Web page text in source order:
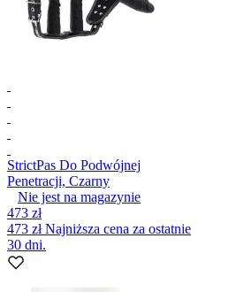
StrictPas Do Podwójnej
Penetracji, Czarny
Nie jest na magazynie
473 zł
473 złNajniższa cena za ostatnie
30 dni.